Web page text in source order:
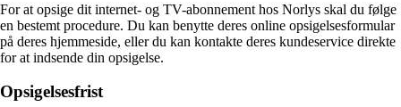
For at opsige dit internet- og TV-abonnement hos Norlys skal du følge
en bestemt procedure. Du kan benytte deres online opsigelsesformular
på deres hjemmeside, eller du kan kontakte deres kundeservice direkte
for at indsende din opsigelse.
Opsigelsesfrist